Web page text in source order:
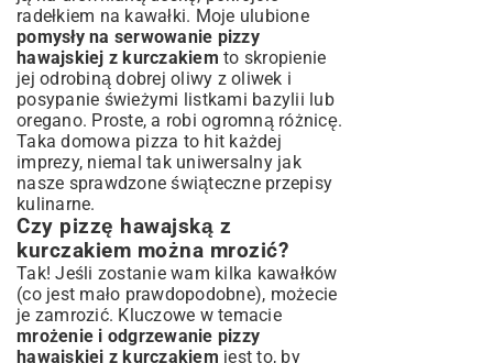
radełkiem na kawałki. Moje ulubione
pomysły na serwowanie pizzy
hawajskiej z kurczakiem to skropienie
jej odrobiną dobrej oliwy z oliwek i
posypanie świeżymi listkami bazylii lub
oregano. Proste, a robi ogromną różnicę.
Taka domowa pizza to hit każdej
imprezy, niemal tak uniwersalny jak
nasze sprawdzoneświąteczne przepisy
kulinarne.
Czy pizzę hawajską z
kurczakiem można mrozić?
Tak! Jeśli zostanie wam kilka kawałków
(co jest mało prawdopodobne), możecie
je zamrozić. Kluczowe w temacie
mrożenie i odgrzewanie pizzy
hawajskiej z kurczakiem jest to, by